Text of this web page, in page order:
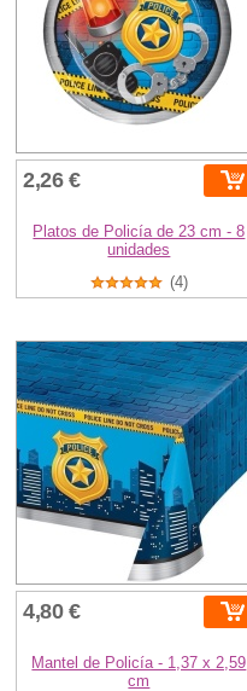
2,26 €
Platos de Policía de 23 cm - 8
unidades
(4)
4,80 €
Mantel de Policía - 1,37 x 2,59
cm